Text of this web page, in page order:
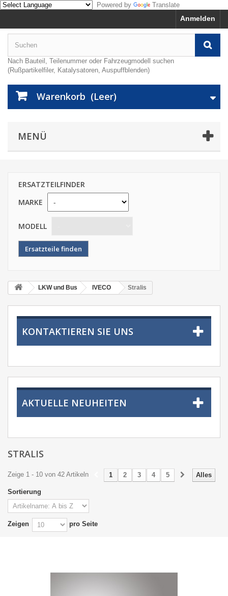
Powered by Translate
Anmelden
Nach Bauteil, Teilenummer oder Fahrzeugmodell suchen
(Rußpartikelfiler, Katalysatoren, Auspuffblenden)
Warenkorb (Leer)
MENÜ
ERSATZTEILFINDER
MARKE
MODELL
LKW und Bus IVECO Stralis
KONTAKTIEREN SIE UNS
AKTUELLE NEUHEITEN
STRALIS
Zeige 1 - 10 von 42 Artikeln Alles
1 2 3 4 5
Sortierung
Zeigen pro Seite